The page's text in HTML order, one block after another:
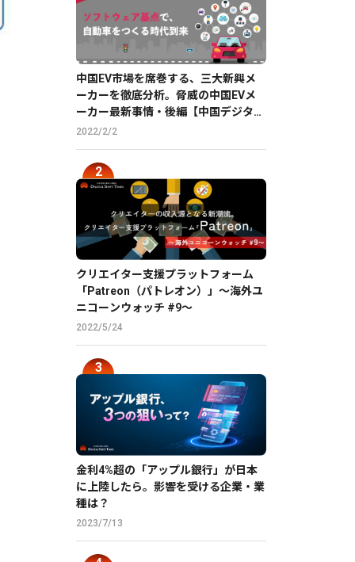
中国EV市場を席巻する、三大新興メ
ーカーを徹底分析。脅威の中国EVメ
ーカー最新事情・後編【中国デジタル
企業最前線】
2022/2/2
クリエイター支援プラットフォーム
「Patreon（パトレオン）」〜海外ユ
ニコーンウォッチ #9〜
2022/5/24
金利4%超の「アップル銀行」が日本
に上陸したら。影響を受ける企業・業
種は？
2023/7/13